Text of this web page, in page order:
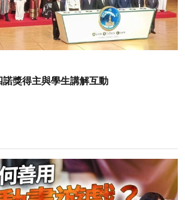
獎得主與學生講解互動